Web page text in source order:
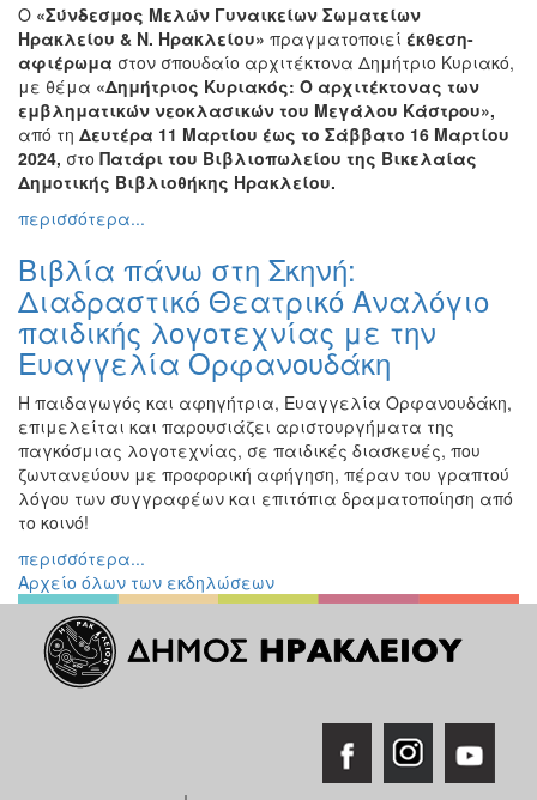
ΠΟΛΙΤΙΣΜΟΣ
ΑΝΘΕΚΤΙΚΗ
ΠΟΛΗ
Ο «Σύνδεσμος Μελών Γυναικείων Σωματείων
Ηρακλείου & Ν. Ηρακλείου» πραγματοποιεί έκθεση-
αφιέρωμα στον σπουδαίο αρχιτέκτονα Δημήτριο Κυριακό,
με θέμα «Δημήτριος Κυριακός: Ο αρχιτέκτονας των
εμβληματικών νεοκλασικών του Μεγάλου Κάστρου»,
από τη Δευτέρα 11 Μαρτίου έως το Σάββατο 16 Μαρτίου
2024, στο Πατάρι του Βιβλιοπωλείου της Βικελαίας
Δημοτικής Βιβλιοθήκης Ηρακλείου.
περισσότερα...
Βιβλία πάνω στη Σκηνή:
Διαδραστικό Θεατρικό Αναλόγιο
παιδικής λογοτεχνίας με την
Ευαγγελία Ορφανουδάκη
Η παιδαγωγός και αφηγήτρια, Ευαγγελία Ορφανουδάκη,
επιμελείται και παρουσιάζει αριστουργήματα της
παγκόσμιας λογοτεχνίας, σε παιδικές διασκευές, που
ζωντανεύουν με προφορική αφήγηση, πέραν του γραπτού
λόγου των συγγραφέων και επιτόπια δραματοποίηση από
το κοινό!
περισσότερα...
Αρχείο όλων των εκδηλώσεων